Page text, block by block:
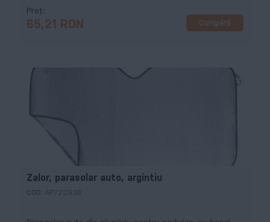
Preț
65,21 RON Cumpără
Zalor, parasolar auto, argintiu
COD: AP722936